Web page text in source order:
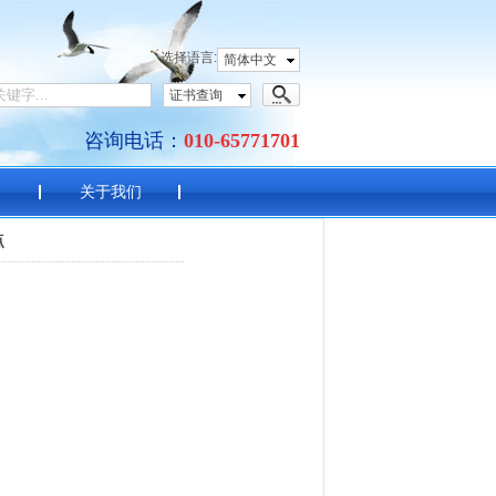
试中心
咨询电话： 010-65771701
选择语言: 简体中文
证书查询
关于我们